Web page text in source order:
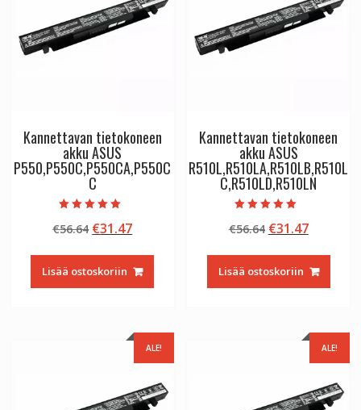
Kannettavan tietokoneen
akku ASUS
P550,P550C,P550CA,P550C
C
tuotteesta:
5.00
€56.64 Alkuperäinen
oli:
€56.64.
€31.47Nykyinen
on:
€31.47.
Lisää ostoskoriin
Kannettavan tietokoneen
akku ASUS
R510L,R510LA,R510LB,R510L
C,R510LD,R510LN
tuotteesta:
5.00
€56.64 Alkuperäinen
oli:
€56.64.
€31.47
on:
€31.47.
Lisää ostoskoriin
ALE! ALE!